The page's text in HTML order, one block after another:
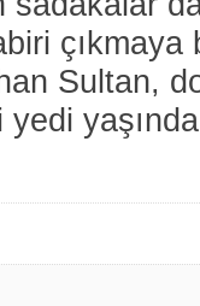
Sultan,
yedi